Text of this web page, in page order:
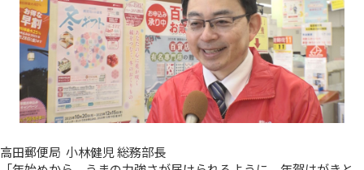
高田郵便局 小林健児 総務部長